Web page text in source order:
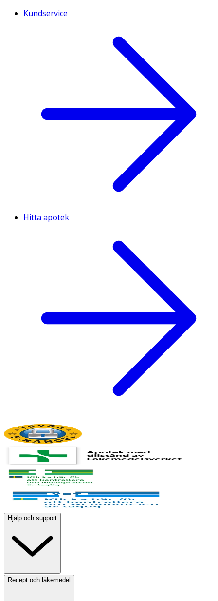
Kundservice
Hitta apotek
Hjälp och support
Recept och läkemedel